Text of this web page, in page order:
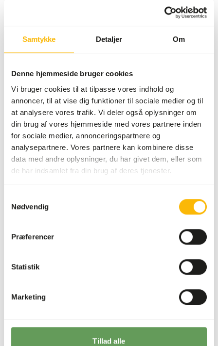
Samtykke Detaljer Om
Denne hjemmeside bruger cookies
Vi bruger cookies til at tilpasse vores indhold og
annoncer, til at vise dig funktioner til sociale medier og til
at analysere vores trafik. Vi deler også oplysninger om
din brug af vores hjemmeside med vores partnere inden
for sociale medier, annonceringspartnere og
analysepartnere. Vores partnere kan kombinere disse
data med andre oplysninger, du har givet dem, eller som
de har indsamlet fra din brug af deres tjenester.
Nødvendig
Præferencer
Statistik
Marketing
Tillad alle
Om dette produkt
Poussiner er små kyllinger, et byttedyr i ideel størrelse for
alle slags rovdyr. De indeholder alle organer, hoved og fjer.
Poussin (500-600 g)
Salgsenhed
Detaljer
Sammensætning
100% poussin
Mærke
Kiezebrink
Dette er råt dyrefoder. Brug venligst hygiejniske